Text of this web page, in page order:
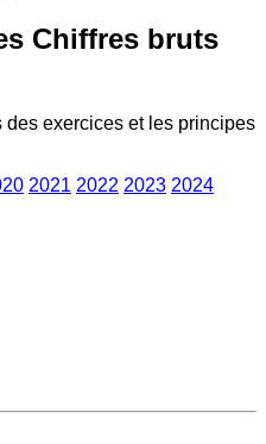
Chiffres bruts
exercices et les principes
2021 2022 2023 2024